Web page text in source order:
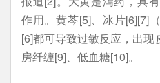
作用。黄芩[5]、冰片[6][7]
[6]都可导致过敏反应，出
房纤缠[9]、低血糖[10]。